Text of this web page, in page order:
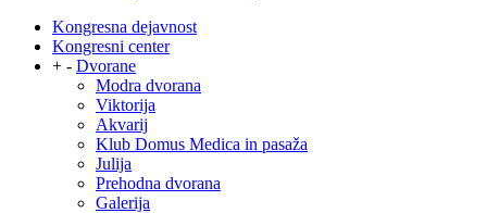
Kongresna dejavnost
Kongresni center
+ - Dvorane
Modra dvorana
Viktorija
Akvarij
Klub Domus Medica in pasaža
Julija
Prehodna dvorana
Galerija